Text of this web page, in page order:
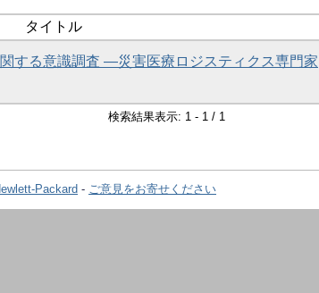
タイトル
する意識調査 ―災害医療ロジスティクス専門家
検索結果表示: 1 - 1 / 1
Packard - ご意見をお寄せください